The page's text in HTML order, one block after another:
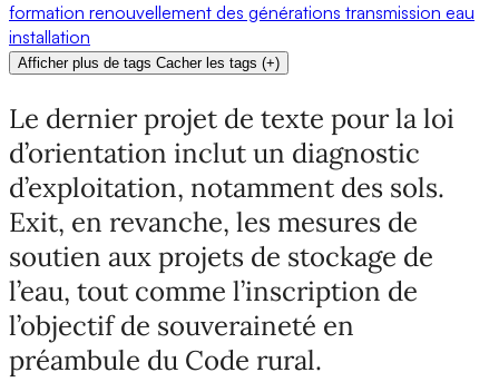
formation renouvellement des générations transmission eau
installation
Afficher plus de tags Cacher les tags (+)
Le dernier projet de texte pour la loi
d’orientation inclut un diagnostic
d’exploitation, notamment des sols.
Exit, en revanche, les mesures de
soutien aux projets de stockage de
l’eau, tout comme l’inscription de
l’objectif de souveraineté en
préambule du Code rural.